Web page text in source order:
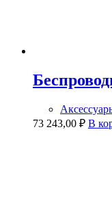
73 243,00 ₽ В